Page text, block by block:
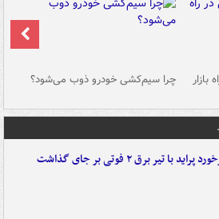
چرا سیم‌کشی خودرو ذوب می‌شود؟
پراید با تیر برق ۲ فوتی بر جای گذاشت